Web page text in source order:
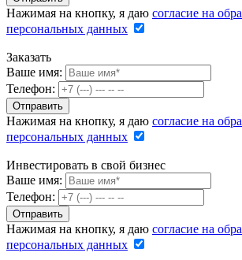
Нажимая на кнопку, я даю согласие на
персональных данных
Заказать
Ваше имя:
Телефон:
Нажимая на кнопку, я даю согласие на
персональных данных
Инвестировать в свой бизнес
Ваше имя:
Телефон:
Нажимая на кнопку, я даю согласие на
персональных данных